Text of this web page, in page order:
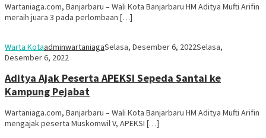
Wartaniaga.com, Banjarbaru – Wali Kota Banjarbaru HM Aditya Mufti Arifin
meraih juara 3 pada perlombaan […]
Warta KotaadminwartaniagaSelasa, Desember 6, 2022Selasa,
Desember 6, 2022
Aditya Ajak Peserta APEKSI Sepeda Santai ke
Kampung Pejabat
Wartaniaga.com, Banjarbaru – Wali Kota Banjarbaru HM Aditya Mufti Arifin
mengajak peserta Muskomwil V, APEKSI […]